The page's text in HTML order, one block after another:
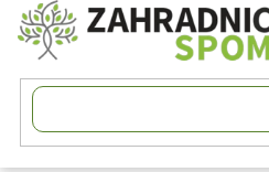
Přejít
na
obsah